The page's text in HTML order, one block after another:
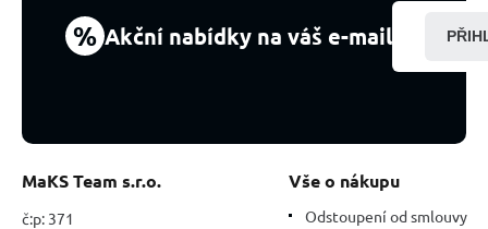
kus,
Top
biskupů
% Akční nabídky na váš e-mail
MaKS Team s.r.o.
č:p: 371
Vše o nákupu
Odstoupení od smlouvy